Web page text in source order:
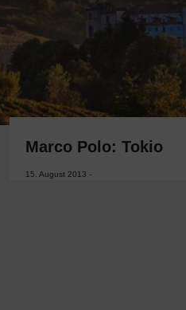
Marco Polo: Tokio
15. August 2013 -